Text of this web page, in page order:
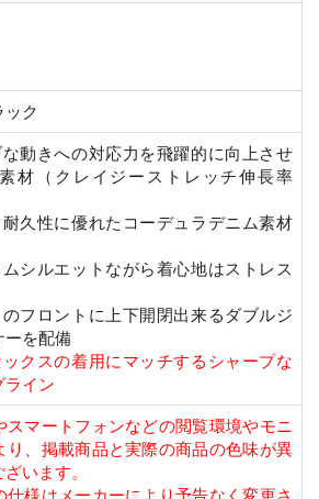
ック
動きへの対応力を飛躍的に向上させ
材（クレイジーストレッチ伸長率
久性に優れたコーデュラデニム素材
シルエットながら着心地はストレス
フロントに上下開閉出来るダブルジ
ーを配備
クスの着用にマッチするシャープな
ライン
マートフォンなどの閲覧環境やモニ
り、掲載商品と実際の商品の色味が異
います。
様はメーカーにより予告なく変更さ